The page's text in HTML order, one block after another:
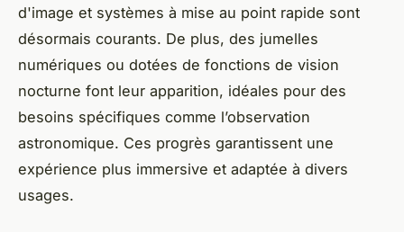
d'image et systèmes à mise au point rapide sont
désormais courants. De plus, des jumelles
numériques ou dotées de fonctions de vision
nocturne font leur apparition, idéales pour des
besoins spécifiques comme l’observation
astronomique. Ces progrès garantissent une
expérience plus immersive et adaptée à divers
usages.